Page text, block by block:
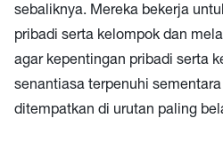
sebaliknya. Mereka bekerja
pribadi serta kelompok dan
agar kepentingan pribadi serta
senantiasa terpenuhi
ditempatkan di urutan paling